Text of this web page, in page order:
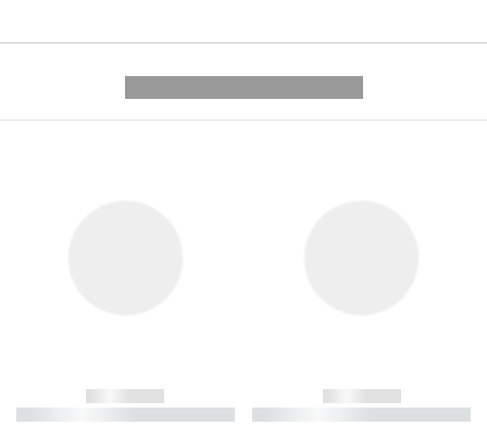
------------
----------- ----------- ----------
------------
----------- ----------- ----------